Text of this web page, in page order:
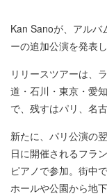
Kan Sanoが、アルバ
ーの追加公演を発表し
リリースツアーは、
道・石川・東京・愛
で、残すはパリ、名
新たに、パリ公演の
日に開催されるフラ
ピアノで参加。街中
ホールや公園から地